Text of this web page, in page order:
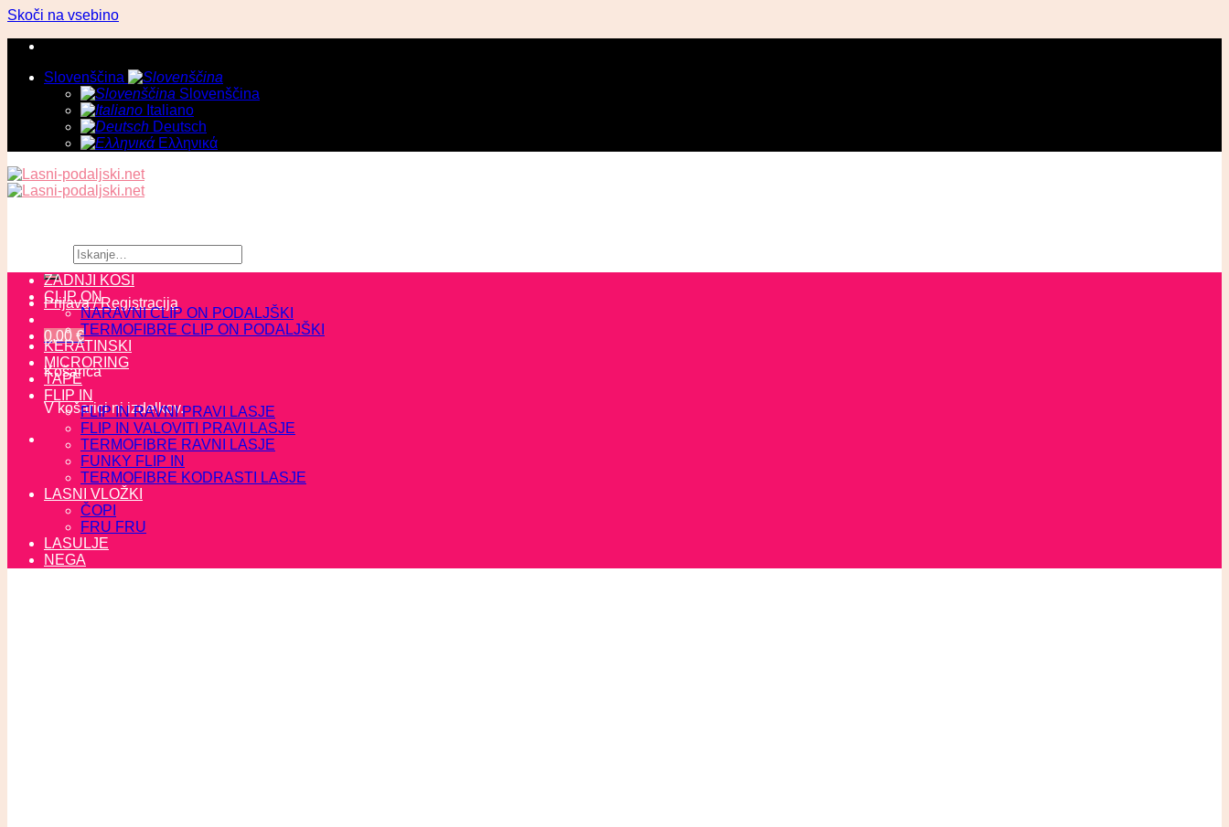
Skoči na vsebino
Slovenščina
Slovenščina
Italiano
Deutsch
Ελληνικά
Prijava / Registracija
0,00 €
Košarica
V košarici ni izdelkov.
ZADNJI KOSI
CLIP ON
NARAVNI CLIP ON PODALJŠKI
TERMOFIBRE CLIP ON PODALJŠKI
KERATINSKI
MICRORING
TAPE
FLIP IN
FLIP IN RAVNI PRAVI LASJE
FLIP IN VALOVITI PRAVI LASJE
TERMOFIBRE RAVNI LASJE
FUNKY FLIP IN
TERMOFIBRE KODRASTI LASJE
LASNI VLOŽKI
ČOPI
FRU FRU
LASULJE
NEGA